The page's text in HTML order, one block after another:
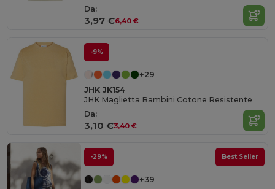
Da:
3,97 €6,40 €
-9%
+29
JHK JK154
JHK Maglietta Bambini Cotone Resistente
Da:
3,10 €3,40 €
-29% Best Seller
+39